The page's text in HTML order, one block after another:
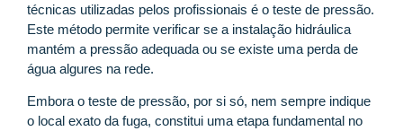
técnicas utilizadas pelos profissionais é o teste de pressão.
Este método permite verificar se a instalação hidráulica
mantém a pressão adequada ou se existe uma perda de
água algures na rede.
Embora o teste de pressão, por si só, nem sempre indique
o local exato da fuga, constitui uma etapa fundamental no